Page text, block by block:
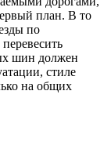
план. В то
по
шин должен
стиле
на общих